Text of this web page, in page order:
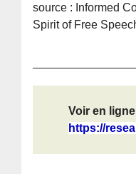
source : Informed
Spirit of Free
Voir en
https://